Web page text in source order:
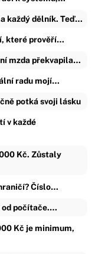
každý dělník. Teď…
které prověří…
mzda překvapila…
radu mojí…
potká svoji lásku
v každé
Kč. Zůstaly
Číslo…
od počítače.…
Kč je minimum,